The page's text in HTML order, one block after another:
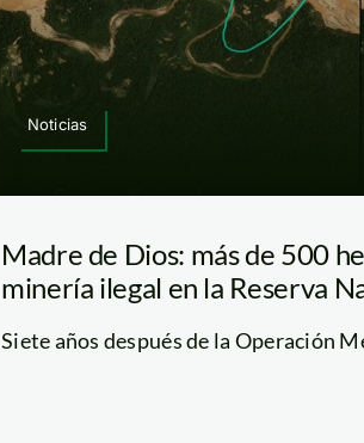
Noticias
Madre de Dios: más de 500
minería ilegal en la Reserva
Siete años después de la Operación